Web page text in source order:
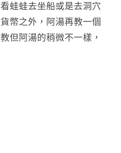
蛙蛙去坐船或是去洞穴
幣之外，阿湯再教一個
但阿湯的稍微不一樣，